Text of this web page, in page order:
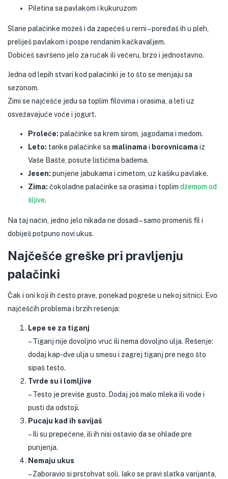
Piletina sa pavlakom i kukuruzom
Slane palačinke možeš i da zapečeš u rerni – poređaš ih u pleh,
preliješ pavlakom i pospe rendanim kačkavaljem.
Dobićeš savršeno jelo za ručak ili večeru, brzo i jednostavno.
Jedna od lepih stvari kod palačinki je to što se menjaju sa
sezonom.
Zimi se najčešće jedu sa toplim filovima i orasima, a leti uz
osvežavajuće voće i jogurt.
Proleće: palačinke sa krem sirom, jagodama i medom.
Leto: tanke palačinke sa malinama i borovnicama iz
Vaše Bašte, posute listićima badema.
Jesen: punjene jabukama i cimetom, uz kašiku pavlake.
Zima: čokoladne palačinke sa orasima i toplim džemom od
šljive.
Na taj način, jedno jelo nikada ne dosadi – samo promeniš fil i
dobiješ potpuno novi ukus.
Najčešće greške pri pravljenju
palačinki
Čak i oni koji ih često prave, ponekad pogreše u nekoj sitnici. Evo
najčešćih problema i brzih rešenja:
Lepe se za tiganj
– Tiganj nije dovoljno vruć ili nema dovoljno ulja. Rešenje:
dodaj kap-dve ulja u smesu i zagrej tiganj pre nego što
sipaš testo.
Tvrde su i lomljive
– Testo je previše gusto. Dodaj još malo mleka ili vode i
pusti da odstoji.
Pucaju kad ih savijaš
– Ili su prepečene, ili ih nisi ostavio da se ohlade pre
punjenja.
Nemaju ukus
– Zaboravio si prstohvat soli. Iako se pravi slatka varijanta,